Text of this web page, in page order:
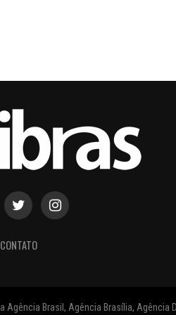
CONTATO
Brasil, Agência Brasília, Agência